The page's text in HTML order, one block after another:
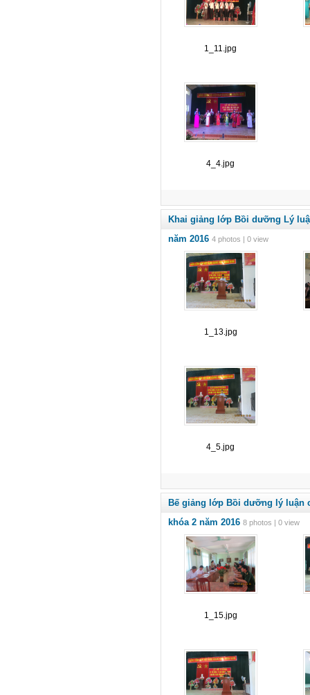
1_11.jpg
4_4.jpg
Khai giảng lớp Bồi dưỡng Lý
năm 2016 4 photos | 0 view
1_13.jpg
4_5.jpg
Bế giảng lớp Bồi dưỡng lý luận
khóa 2 năm 2016 8 photos | 0 view
1_15.jpg